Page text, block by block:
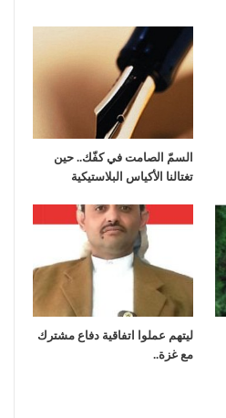
السمّ الصامت في كفّك.. حين
تغتالنا الأكياس البلاستيكية
ليتهم عملوا اتفاقية دفاع مشترك
مع غزة..